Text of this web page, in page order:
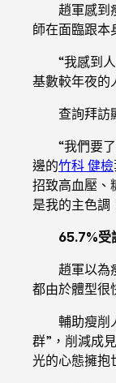
趙軍感到
師在面臨跟本
“我感到
基數較年夜的
查詢拜訪
“我們要
邊的竹科 健檢
招致高血壓、
是我的主色調
65.7%受
趙軍以為
都由於體型很
輔助瘦削
群”，削減成
光的心態擁抱